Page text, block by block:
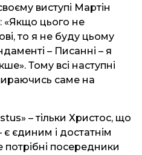
виступі Мартін
«Якщо цього не
то я не буду цьому
– Писанні – я
Тому всі наступні
саме на
– тільки Христос, що
єдиним і достатнім
посередники